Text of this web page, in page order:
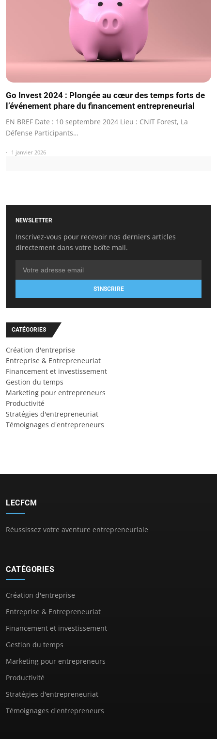
Go Invest 2024 : Plongée au cœur des temps forts de
l’événement phare du financement entrepreneurial
EN BREF Date : 10 septembre 2024 Lieu : CNIT Forest, La
Défense Participants…
1 janvier 2026
NEWSLETTER
Inscrivez-vous pour recevoir nos derniers articles
directement dans votre boîte mail.
S'INSCRIRE
CATÉGORIES
Création d'entreprise
Entreprise & Entrepreneuriat
Financement et investissement
Gestion du temps
Marketing pour entrepreneurs
Productivité
Stratégies d'entrepreneuriat
Témoignages d'entrepreneurs
LECFCM
Réussissez votre aventure entrepreneuriale
CATÉGORIES
Création d'entreprise
Entreprise & Entrepreneuriat
Financement et investissement
Gestion du temps
Marketing pour entrepreneurs
Productivité
Stratégies d'entrepreneuriat
Témoignages d'entrepreneurs